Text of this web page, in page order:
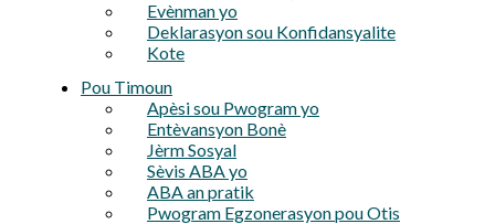
Evènman yo
Deklarasyon sou Konfidansyalite
Kote
Pou Timoun
Apèsi sou Pwogram yo
Entèvansyon Bonè
Jèrm Sosyal
Sèvis ABA yo
ABA an pratik
Pwogram Egzonerasyon pou Otis